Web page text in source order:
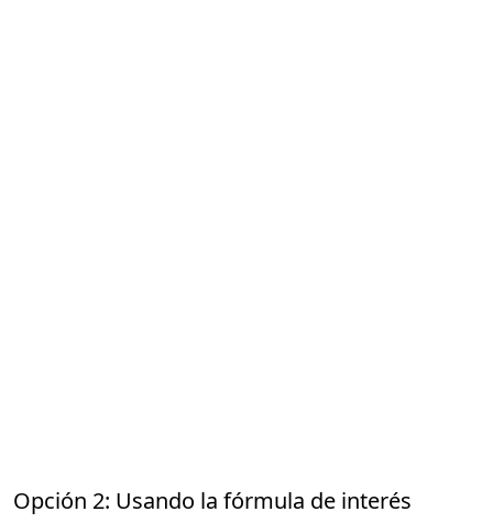
Opción 2: Usando la fórmula de interés